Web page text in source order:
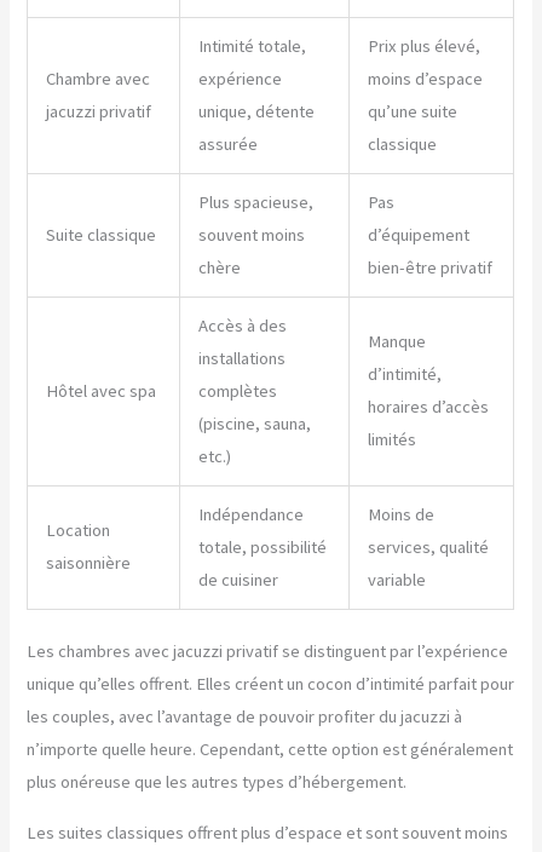
Chambre avec
jacuzzi privatif
Intimité totale,
expérience
unique, détente
assurée
Prix plus élevé,
moins d’espace
qu’une suite
classique
Suite classique
Plus spacieuse,
souvent moins
chère
Pas
d’équipement
bien-être privatif
Hôtel avec spa
Accès à des
installations
complètes
(piscine, sauna,
etc.)
Manque
d’intimité,
horaires d’accès
limités
Location
saisonnière
Indépendance
totale, possibilité
de cuisiner
Moins de
services, qualité
variable
Les chambres avec jacuzzi privatif se distinguent par l’expérience
unique qu’elles offrent. Elles créent un cocon d’intimité parfait pour
les couples, avec l’avantage de pouvoir profiter du jacuzzi à
n’importe quelle heure. Cependant, cette option est généralement
plus onéreuse que les autres types d’hébergement.
Les suites classiques offrent plus d’espace et sont souvent moins